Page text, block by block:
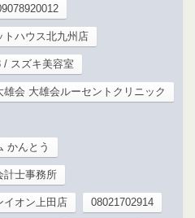
トハウス北九州店
/ スズキ美容室
会 大雄会ルーセントクリニック
かんとう
計士事務所
イオン上田店 08021702914